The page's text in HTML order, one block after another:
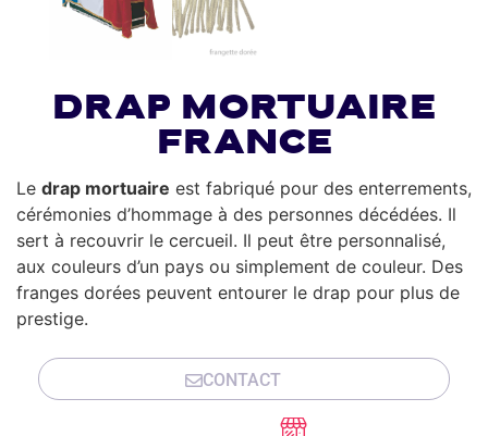
Drap mortuaire
France
Le drap mortuaire est fabriqué pour des enterrements,
cérémonies d’hommage à des personnes décédées. Il
sert à recouvrir le cercueil. Il peut être personnalisé,
aux couleurs d’un pays ou simplement de couleur. Des
franges dorées peuvent entourer le drap pour plus de
prestige.
CONTACT